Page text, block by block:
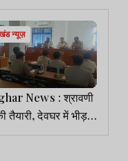
न्यूज़
News : श्रावणी
तैयारी, देवघर में भीड़
बिहार में ही रोके जाएंगे